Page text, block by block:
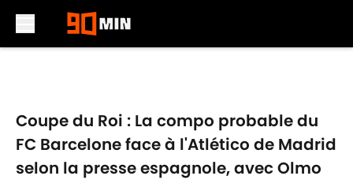
Coupe du Roi : La compo probable du
FC Barcelone face à l'Atlético de Madrid
selon la presse espagnole, avec Olmo